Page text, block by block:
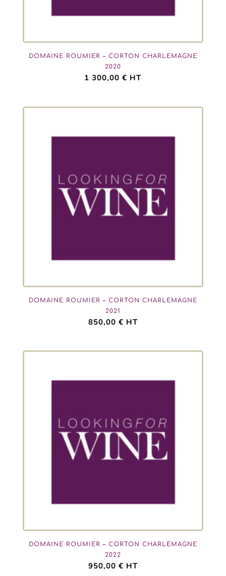
DOMAINE ROUMIER – CORTON CHARLEMAGNE
2020
1 300,00€ HT
DOMAINE ROUMIER – CORTON CHARLEMAGNE
2021
850,00 € HT
DOMAINE ROUMIER – CORTON CHARLEMAGNE
2022
950,00 € HT